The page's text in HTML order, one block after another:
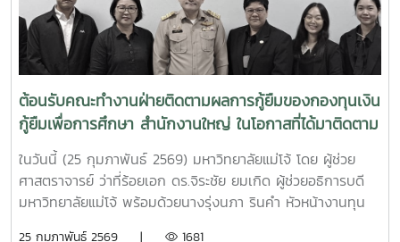
เนื่องจนจบการศึกษา เข้ารับการสัมภาษณ์ จำนวน 4 ราย มีผู้
ผ่านการคัดเลือก จำนวน 2 ราย 2. ระดับปริญญาตรี ทนละ
10,000 บาท ต่อเนื่องจนจบการศึกษา เข้ารับการสัมภาษณ์
จำนวน 19 ราย มีผู้ผ่านการตัดเลือก จำนวน 18 ราย ณ ห้อง
ประชุมภูผา ชั้น 2 อาคารอำนวย ยศสุข
ต้อนรับคณะทำงานฝ่ายติดตามผลการกู้ยืมของกองทุนเงิน
กู้ยืมเพื่อการศึกษา สำนักงานใหญ่ ในโอกาสที่ได้มาติดตาม
ผลการกู้เงินกยศ. ของนักศึกษามหาวิทยาลัยแม่โจ้
ในวันนี้ (25 กุมภาพันธ์ 2569) มหาวิทยาลัยแม่โจ้ โดย ผู้ช่วย
ศาสตราจารย์ ว่าที่ร้อยเอก ดร.จิระชัย ยมเกิด ผู้ช่วยอธิการบดี
มหาวิทยาลัยแม่โจ้ พร้อมด้วยนางรุ่งนภา รินคำ หัวหน้างานทุน
25 กุมภาพันธ์ 2569 | 1681